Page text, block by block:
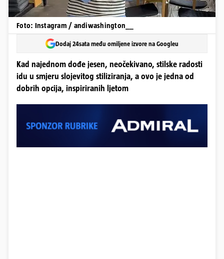
Foto: Instagram / andiwashington__
Dodaj 24sata među omiljene izvore na Googleu
Kad najednom dođe jesen, neočekivano, stilske radosti
idu u smjeru slojevitog stiliziranja, a ovo je jedna od
dobrih opcija, inspiriranih ljetom